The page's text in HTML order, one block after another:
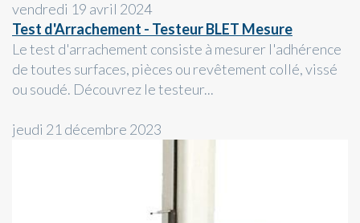
vendredi 19 avril 2024
Test d'Arrachement - Testeur BLET Mesure
Le test d'arrachement consiste à mesurer l'adhérence
de toutes surfaces, pièces ou revêtement collé, vissé
ou soudé. Découvrez le testeur...
jeudi 21 décembre 2023